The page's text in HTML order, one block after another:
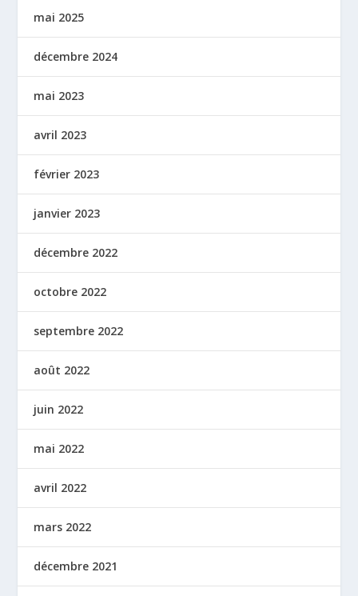
mai 2025
décembre 2024
mai 2023
avril 2023
février 2023
janvier 2023
décembre 2022
octobre 2022
septembre 2022
août 2022
juin 2022
mai 2022
avril 2022
mars 2022
décembre 2021